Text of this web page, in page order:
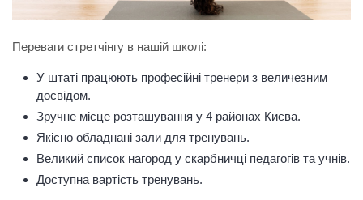
Переваги стретчінгу в нашій школі:
У штаті працюють професійні тренери з величезним
досвідом.
Зручне місце розташування у 4 районах Києва.
Якісно обладнані зали для тренувань.
Великий список нагород у скарбничці педагогів та учнів.
Доступна вартість тренувань.